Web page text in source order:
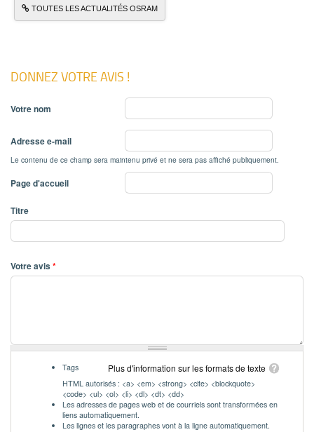
TOUTES LES ACTUALITÉS OSRAM
DONNEZ VOTRE AVIS !
Votre nom
Adresse e-mail
Le contenu de ce champ sera maintenu privé et ne sera pas affiché publiquement.
Page d'accueil
Titre
Votre avis*
Plus d'information sur les formats de texte
Tags
HTML autorisés : <a> <em> <strong> <cite> <blockquote>
<code> <ul> <ol> <li> <dl> <dt> <dd>
Les adresses de pages web et de courriels sont transformées en
liens automatiquement.
Les lignes et les paragraphes vont à la ligne automatiquement.